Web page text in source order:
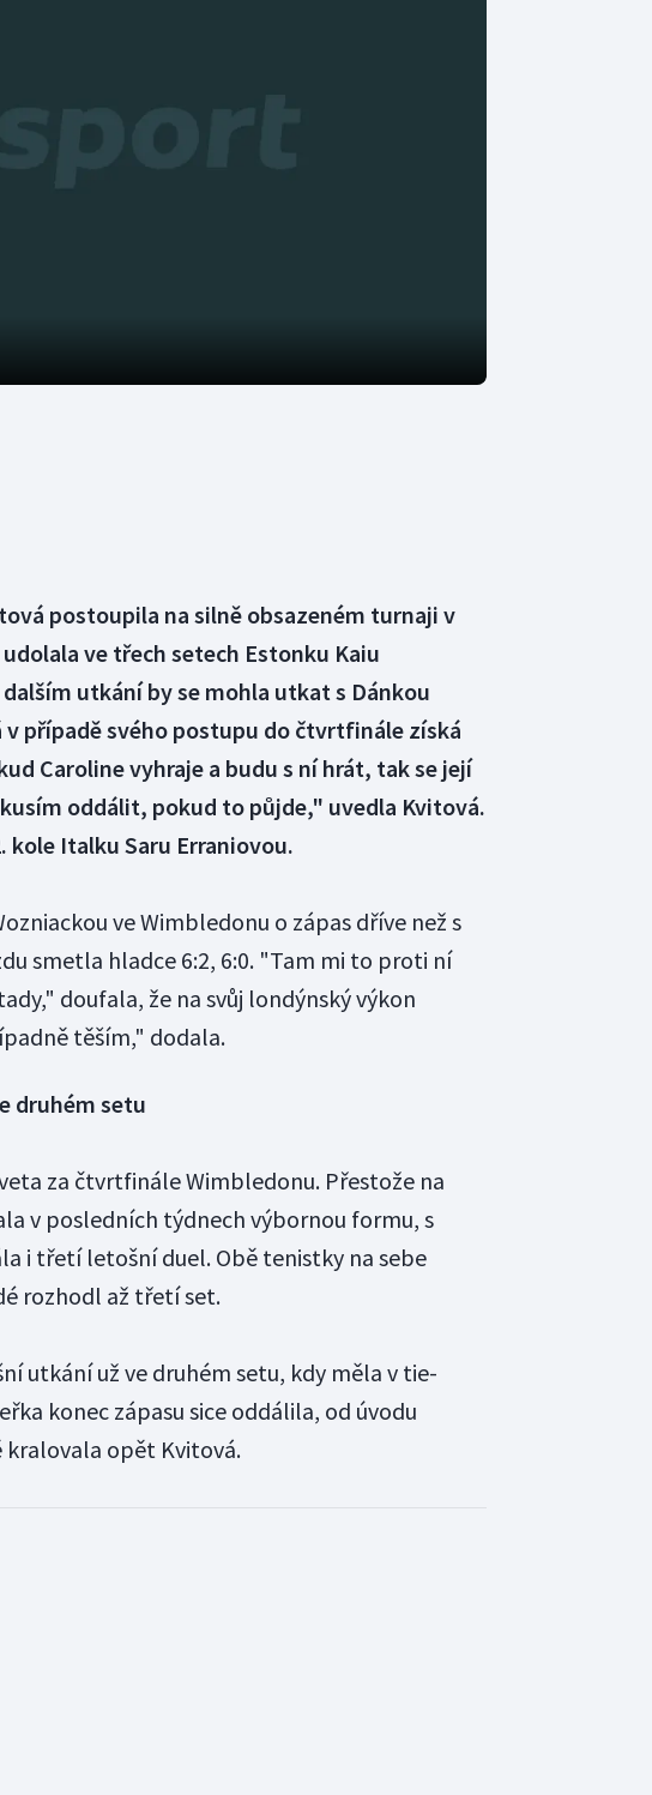
postoupila na silně obsazeném turnaji v
ve třech setech Estonku Kaiu
dalším utkání by se mohla utkat s Dánkou
v případě svého postupu do čtvrtfinále získá
Caroline vyhraje a budu s ní hrát, tak se její
oddálit, pokud to půjde," uvedla Kvitová.
kole Italku Saru Erraniovou.
ve Wimbledonu o zápas dříve než s
smetla hladce 6:2, 6:0. "Tam mi to proti ní
doufala, že na svůj londýnský výkon
těším," dodala.
druhém setu
za čtvrtfinále Wimbledonu. Přestože na
v posledních týdnech výbornou formu, s
i třetí letošní duel. Obě tenistky na sebe
rozhodl až třetí set.
utkání už ve druhém setu, kdy měla v tie-
konec zápasu sice oddálila, od úvodu
kralovala opět Kvitová.